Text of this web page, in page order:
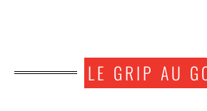
LE GRIP AU